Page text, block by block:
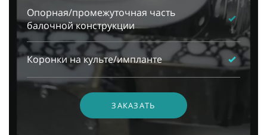
Опорная/промежуточная часть
балочной конструкции
Коронки на культе/импланте
ЗАКАЗАТЬ